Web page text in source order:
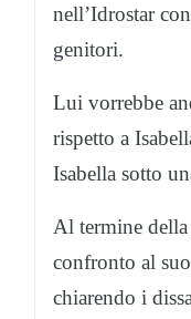
nell’Idrostar
genitori.
Lui vorrebbe
rispetto a
Isabella sotto
Al termine
confronto al
chiarendo i